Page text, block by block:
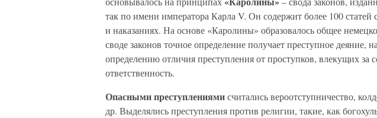
так по имени императора Карла V. Он содержит более 100 статей
и наказаниях. На основе «Каролины» образовалось общее
своде законов точное определение получает преступное деяние,
определению отличия преступления от проступков, влекущих за
ответственность.
Опасными преступлениямисчитались вероотступничество,
др. Выделялись преступления против религии, такие, как